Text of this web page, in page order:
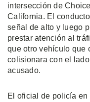
intersección de
California. El
señal de alto y luego
prestar atención al
que otro vehículo que
colisionara con el
acusado.
El oficial de policía